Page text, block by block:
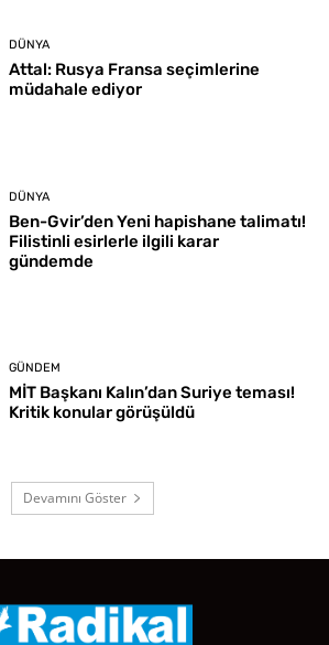
DÜNYA
Attal: Rusya Fransa seçimlerine
müdahale ediyor
DÜNYA
Ben-Gvir’den Yeni hapishane talimatı!
Filistinli esirlerle ilgili karar
gündemde
GÜNDEM
MİT Başkanı Kalın’dan Suriye teması!
Kritik konular görüşüldü
Devamını Göster